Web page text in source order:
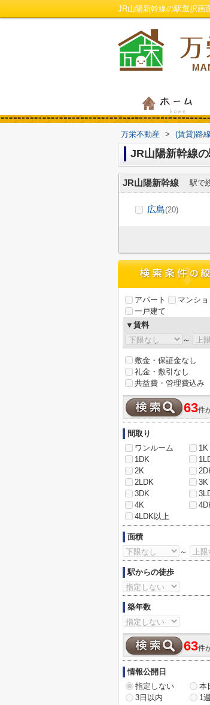
JR山陽新幹線の駅選択画
万栄不動産 > (賃貸)路
JR山陽新幹線
JR山陽新幹線 駅で
広島(20)
アパート
マンショ
一戸建て
▼賃料
～
敷金・保証金なし
礼金・敷引なし
共益費・管理費込み
63件
間取り
ワンルーム
1K
1DK
2K
2LDK
3K
3DK
4K
4LDK以上
面積
～
駅からの徒歩
築年数
63件
情報公開日
指定しない
本
3日以内
1